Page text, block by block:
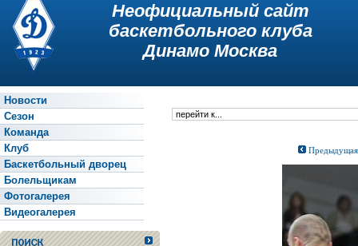
Неофициальный сайт
баскетбольного клуба
Динамо Москва
Новости
Сезон
Команда
Клуб
Баскетбольный дворец
Болельщикам
Фотогалерея
Видеогалерея
Предыдущая